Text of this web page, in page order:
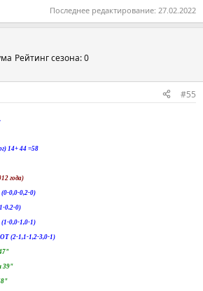
Последнее редактирование: 27.02.2022
Рейтинг сезона: 0
#55
14+ 44 =58
года)
(0-0,0-0,2-0)
0.2-0)
(1-0,0-1,0-1)
ОТ (2-1,1-1,2-3,0-1)
39"